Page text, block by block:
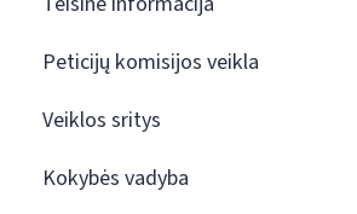
Peticijų komisijos veikla
Veiklos sritys
Kokybės vadyba